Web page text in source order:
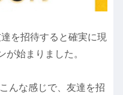
を招待すると確実に現
始まりました。
んな感じで、友達を招